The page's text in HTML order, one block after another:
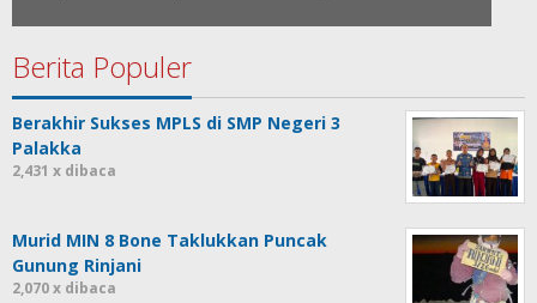
Berita Populer
Berakhir Sukses MPLS di SMP Negeri 3
Palakka
2,431 x dibaca
Murid MIN 8 Bone Taklukkan Puncak
Gunung Rinjani
2,070 x dibaca